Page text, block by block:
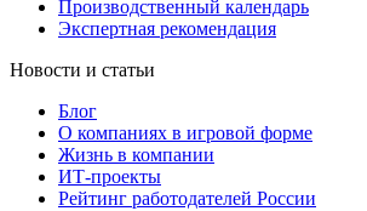
Производственный календарь
Экспертная рекомендация
Новости и статьи
Блог
О компаниях в игровой форме
Жизнь в компании
ИТ-проекты
Рейтинг работодателей России